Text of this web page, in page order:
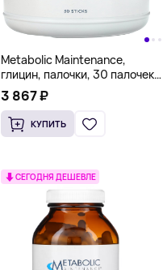
Metabolic Maintenance,
глицин, палочки, 30 палочек
по 3 г
3 867 ₽
КУПИТЬ
СЕГОДНЯ ДЕШЕВЛЕ